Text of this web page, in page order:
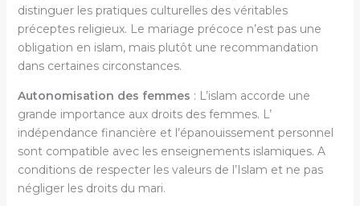
distinguer les pratiques culturelles des véritables
préceptes religieux. Le mariage précoce n’est pas une
obligation en islam, mais plutôt une recommandation
dans certaines circonstances.
Autonomisation des femmes : L’islam accorde une
grande importance aux droits des femmes. L’
indépendance financière et l’épanouissement personnel
sont compatible avec les enseignements islamiques. A
conditions de respecter les valeurs de l’Islam et ne pas
négliger les droits du mari.